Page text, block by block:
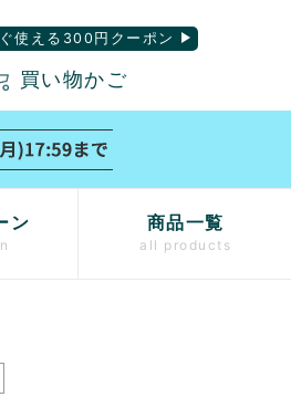
使える300円クーポン
買い物かご
ン 商品一覧
all products